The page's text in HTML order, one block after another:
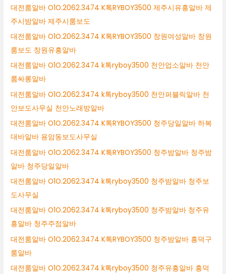
대전룸알바 O1O.2062.3474 K톡RYBOY3500 제주시유흥알바 제
주시밤알바 제주시룸보도
대전룸알바 O1O.2062.3474 K톡RYBOY3500 창원여성알바 창원
룸보도 창원유흥알바
대전룸알바 O1O.2062.3474 k톡ryboy3500 천안업소알바 천안
룸싸롱알바
대전룸알바 O1O.2062.3474 k톡ryboy3500 천안퍼블릭알바 천
안보도사무실 천안노래방알바
대전룸알바 O1O.2062.3474 K톡RYBOY3500 청주당일알바 하복
대바알바 용암동보도사무실
대전룸알바 O1O.2062.3474 K톡RYBOY3500 청주밤알바 청주밤
알바 청주당일알바
대전룸알바 O1O.2062.3474 k톡ryboy3500 청주밤알바 청주보
도사무실
대전룸알바 O1O.2062.3474 k톡ryboy3500 청주밤알바 청주유
흥알바 청주주점알바
대전룸알바 O1O.2062.3474 K톡RYBOY3500 청주밤알바 흥덕구
룸알바
대전룸알바 O1O.2062.3474 k톡ryboy3500 청주유흥알바 흥덕